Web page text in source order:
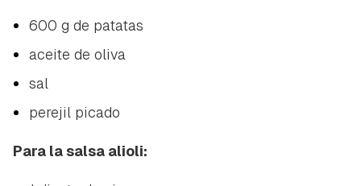
600 g de patatas
aceite de oliva
sal
perejil picado
Para la salsa alioli: